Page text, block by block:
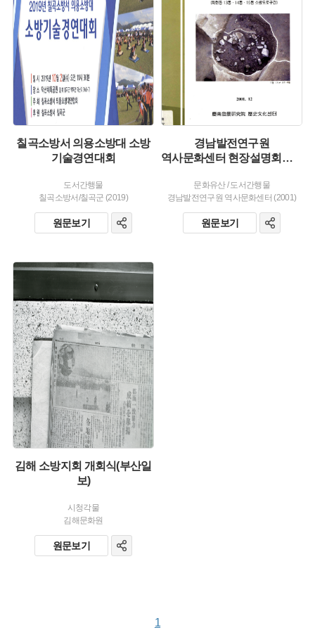
발행 :
생산 :
칠곡소방서 의용소방대 소방
기술경연대회
도서간행물
칠곡소방서/칠곡군 (2019)
원문보기
경남발전연구원
역사문화센터 현장설명회자료2 김해 봉황대 주변 소방도로 개설구간내 문화유적발굴조사 현장설명회 자료집(회현동 13통.14통.15통 소방도로구간)
문화유산/도서간행물
경남발전연구원 역사문화센터 (2001)
원문보기
유형 :
발행 :
김해 소방지회 개회식(부산일
보)
시청각물
김해문화원
원문보기
1